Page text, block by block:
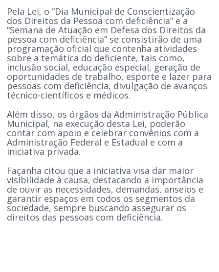
Pela Lei, o “Dia Municipal de Conscientização
dos Direitos da Pessoa com deficiência” e a
“Semana de Atuação em Defesa dos Direitos da
pessoa com deficiência” se consistirão de uma
programação oficial que contenha atividades
sobre a temática do deficiente, tais como,
inclusão social, educação especial, geração de
oportunidades de trabalho, esporte e lazer para
pessoas com deficiência, divulgação de avanços
técnico-científicos e médicos.
Além disso, os órgãos da Administração Pública
Municipal, na execução desta Lei, poderão
contar com apoio e celebrar convênios com a
Administração Federal e Estadual e com a
iniciativa privada.
Façanha citou que a iniciativa visa dar maior
visibilidade à causa, destacando a importância
de ouvir as necessidades, demandas, anseios e
garantir espaços em todos os segmentos da
sociedade, sempre buscando assegurar os
direitos das pessoas com deficiência.